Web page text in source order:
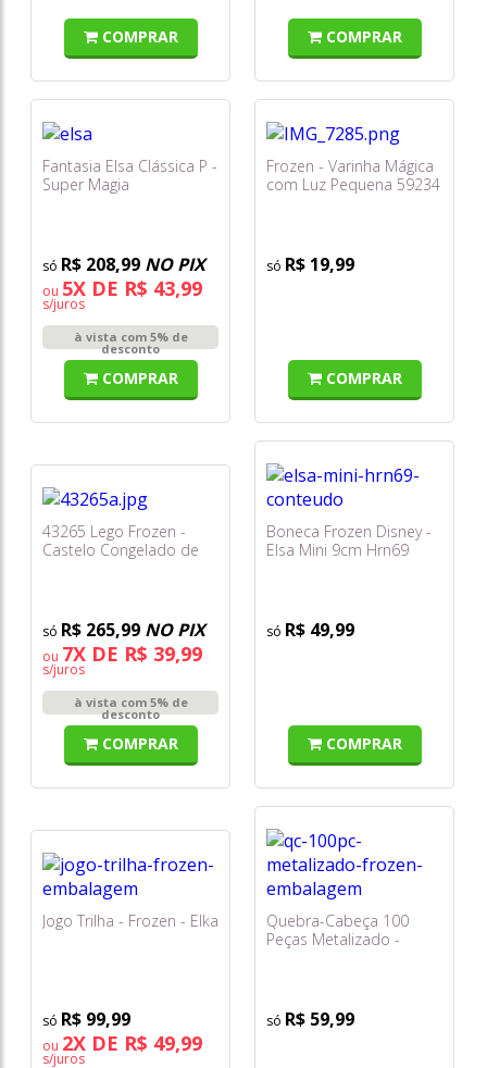
COMPRAR COMPRAR
Fantasia Elsa Clássica P -
Super Magia
R$ 208,99 NO PIX
ou 5X DE R$ 43,99
s/juros
à vista com 5% de
desconto
COMPRAR
Frozen - Varinha Mágica
com Luz Pequena 59234
R$ 19,99
COMPRAR
43265 Lego Frozen -
Castelo Congelado de
R$ 265,99 NO PIX
ou 7X DE R$ 39,99
s/juros
à vista com 5% de
desconto
COMPRAR
Boneca Frozen Disney -
Elsa Mini 9cm Hrn69
R$ 49,99
COMPRAR
Jogo Trilha - Frozen - Elka
R$ 99,99
ou 2X DE R$ 49,99
s/juros
Quebra-Cabeça 100
Peças Metalizado -
R$ 59,99